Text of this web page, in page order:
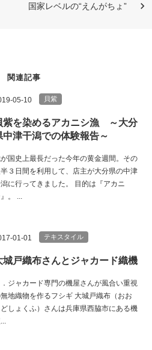
国家レベルの“えんがちょ”
関連記事
05-10 貝紫
紫を染めるアカニシ漁 ～大分
中津干潟での体験報告～
国史上最長だった今年の黄金週間。その
３日間を利用して、店主が大分県の中津
に行ってきました。 目的は『アカニ
。 ...
01-01 テキスタイル
城戸織布さんとジャカード織機
．ジャカード専門の機屋さんが風合い重視
地織物を作るフシギ 大城戸織布（おお
どしょくふ）さんは兵庫県西脇市にある機